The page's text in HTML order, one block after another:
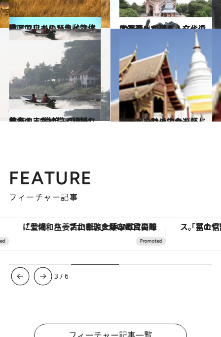
2014.1.2
南アフリカの野生動物保護区でワイルドライフ体験
旅＆お出かけ 2013.10.1
スケールが違う！文化遺産を造ってしまうタイの大富豪
旅＆お出かけ
2013.12.9
黄金の三角地帯で賭博に熱狂する“微笑みの国”の人々
旅＆お出かけ 2013.4.29
悠久なる時の流れを感じるチェンマイ古寺巡礼
旅＆お出かけ
FEATURE
フィーチャー記事
「土佐和ハーブかき氷」がOMO7高知に登場！生姜、山椒、大葉など目にも舌にも涼を呼ぶ郷土の味
3 /6